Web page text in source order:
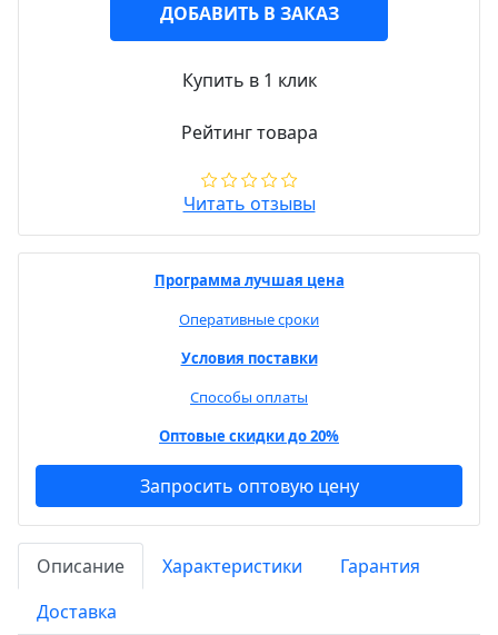
ДОБАВИТЬ В ЗАКАЗ
Купить в 1 клик
Рейтинг товара
Читать отзывы
Программа лучшая цена
Оперативные сроки
Условия поставки
Способы оплаты
Оптовые скидки до 20%
Запросить оптовую цену
Описание Характеристики
Гарантия
Доставка